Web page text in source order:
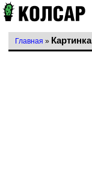
Главная » Картинка